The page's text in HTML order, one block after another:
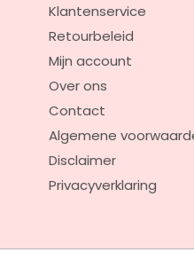
Klantenservice
Retourbeleid
Mijn account
Over ons
Contact
Algemene
Disclaimer
Privacyverklaring